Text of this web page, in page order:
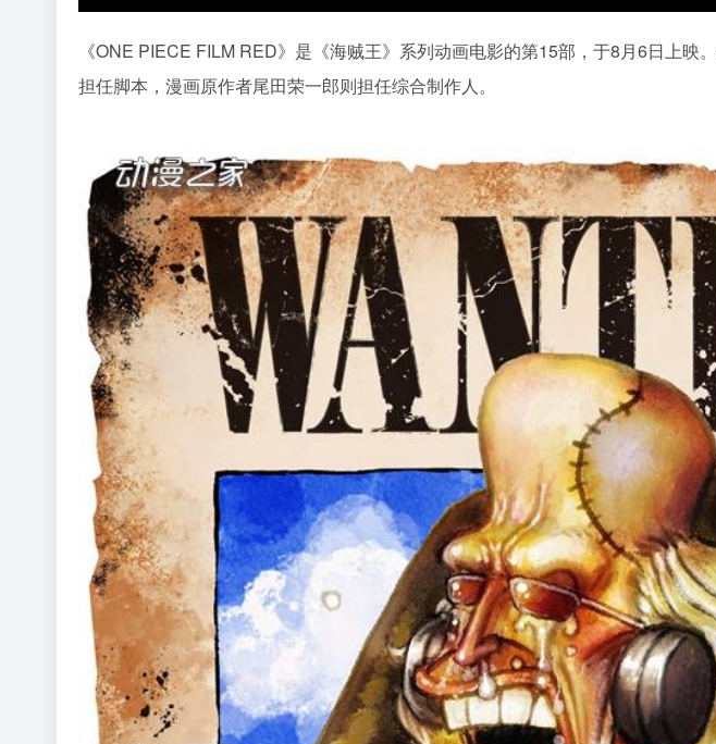
《ONE PIECE FILM RED》是《海贼王》系列动画电影的第15部，于8月6日上映
担任脚本，漫画原作者尾田荣一郎则担任综合制作人。